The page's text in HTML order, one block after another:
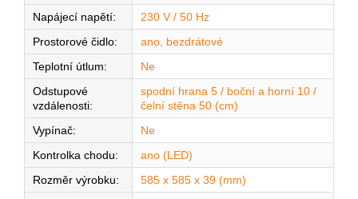
Napájecí napětí:
230 V / 50 Hz
Prostorové čidlo:
ano, bezdrátové
Teplotní útlum:
Ne
Odstupové
vzdálenosti:
spodní hrana 5 / boční a horní 10 /
čelní stěna 50 (cm)
Vypínač:
Ne
Kontrolka chodu:
ano (LED)
Rozměr výrobku:
585 x 585 x 39 (mm)